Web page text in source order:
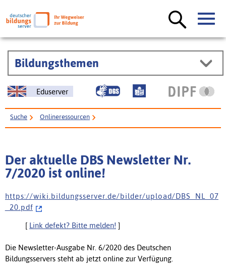
Bildungsthemen
Eduserver
Suche Onlineressourcen
Der aktuelle DBS Newsletter Nr.
7/2020 ist online!
h t t p s : / / w i k i . b i l d u n g s s e r v e r . d e / b i l d e r / u p l o a d / D B S _ N L _ 0 7
_ 2 0 . p d f
[ Link defekt? Bitte melden! ]
Die Newsletter-Ausgabe Nr. 6/2020 des Deutschen
Bildungsservers steht ab jetzt online zur Verfügung.